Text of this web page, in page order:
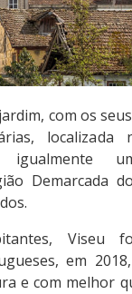
com os
localizada
igualmente
Demarcada
Viseu
em
e com melhor